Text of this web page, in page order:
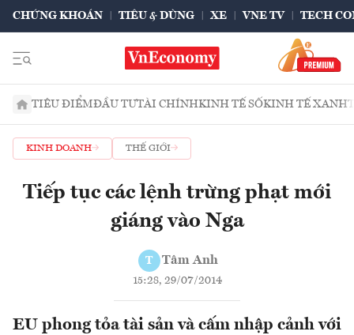
CHỨNG KHOÁN TIÊU & DÙNG XE VNE TV TECH
TIÊU ĐIỂMĐẦU TƯTÀI CHÍNHKINH TẾ SỐKINH TẾ XANH
KINH DOANH THẾ GIỚI
Tiếp tục các lệnh trừng phạt mới
giáng vào Nga
T Tâm Anh
15:28, 29/07/2014
EU phong tỏa tài sản và cấm nhập cảnh với